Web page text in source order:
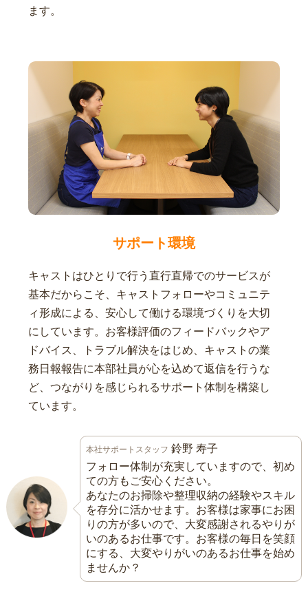
ます。
サポート環境
キャストはひとりで行う直行直帰でのサービスが
基本だからこそ、キャストフォローやコミュニテ
ィ形成による、安心して働ける環境づくりを大切
にしています。お客様評価のフィードバックやア
ドバイス、トラブル解決をはじめ、キャストの業
務日報報告に本部社員が心を込めて返信を行うな
ど、つながりを感じられるサポート体制を構築し
ています。
本社サポートスタッフ 鈴野 寿子
フォロー体制が充実していますので、初め
ての方もご安心ください。
あなたのお掃除や整理収納の経験やスキル
を存分に活かせます。お客様は家事にお困
りの方が多いので、大変感謝されるやりが
いのあるお仕事です。お客様の毎日を笑顔
にする、大変やりがいのあるお仕事を始め
ませんか？